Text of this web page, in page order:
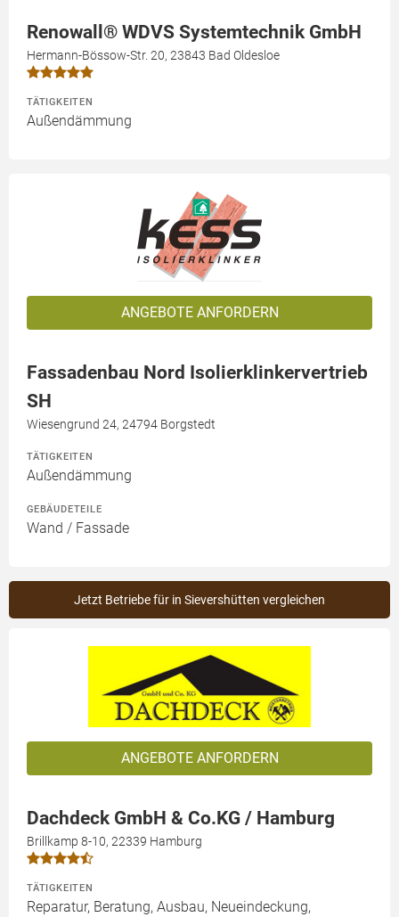
Renowall® WDVS Systemtechnik GmbH
Hermann-Bössow-Str. 20, 23843 Bad Oldesloe
TÄTIGKEITEN
Außendämmung
ANGEBOTE ANFORDERN
Fassadenbau Nord Isolierklinkervertrieb
SH
Wiesengrund 24, 24794 Borgstedt
TÄTIGKEITEN
Außendämmung
GEBÄUDETEILE
Wand / Fassade
Jetzt Betriebe für in Sievershütten vergleichen
ANGEBOTE ANFORDERN
Dachdeck GmbH & Co.KG / Hamburg
Brillkamp 8-10, 22339 Hamburg
TÄTIGKEITEN
Reparatur, Beratung, Ausbau, Neueindeckung,